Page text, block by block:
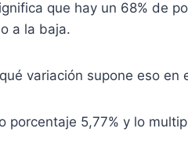
que hay un 68% de
a la baja.
variación supone eso en
porcentaje 5,77% y lo